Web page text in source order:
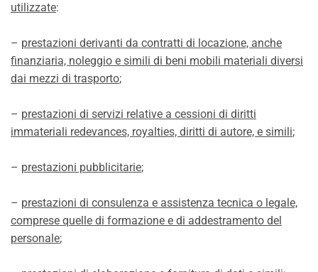
utilizzate:
– prestazioni derivanti da contratti di locazione, anche
finanziaria, noleggio e simili di beni mobili materiali diversi
dai mezzi di trasporto;
– prestazioni di servizi relative a cessioni di diritti
immateriali redevances, royalties, diritti di autore, e simili;
– prestazioni pubblicitarie;
– prestazioni di consulenza e assistenza tecnica o legale,
comprese quelle di formazione e di addestramento del
personale;